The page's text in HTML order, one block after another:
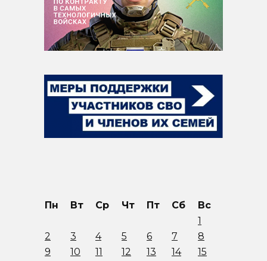
Пн Вт Ср Чт Пт Сб
Вс
1
2
3 4 5 6 7
8
9
10 11 12 13 14
15